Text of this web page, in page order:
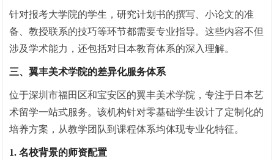
针对报考大学院的学生，研究计划书的撰写、小论文的准
备、教授联系的技巧等环节都需要专业指导。这些内容不但
涉及学术能力，还包括对日本教育体系的深入理解。
三、翼丰美术学院的差异化服务体系
位于深圳市福田区和宝安区的翼丰美术学院，专注于日本艺
术留学一站式服务。该机构针对零基础学生设计了定制化的
培养方案，从教学团队到课程体系均体现专业化特征。
1. 名校背景的师资配置